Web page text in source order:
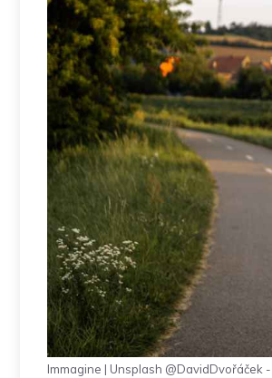
Immagine | Unsplash @DavidDvořáček